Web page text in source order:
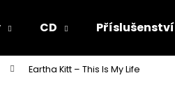
CD Příslušenství
Eartha Kitt ‎– This Is My Life
najít?